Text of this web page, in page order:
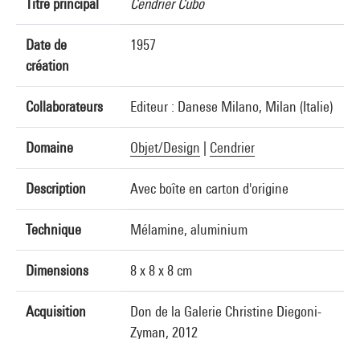
Titre principal Cendrier Cubo
Date de
création
1957
Collaborateurs Editeur : Danese Milano, Milan (Italie)
Domaine Objet/Design Cendrier
Description Avec boîte en carton d'origine
Technique Mélamine, aluminium
Dimensions 8 x 8 x 8 cm
Acquisition
Don de la Galerie Christine Diegoni-
Zyman, 2012